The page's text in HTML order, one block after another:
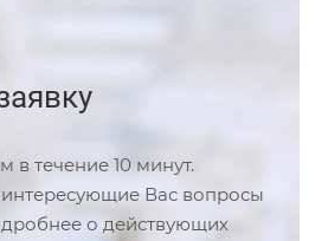
в течение 10 минут.
Вас вопросы
о действующих